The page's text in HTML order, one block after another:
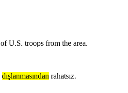
of U.S. troops from the area.
dışlanmasından rahatsız.